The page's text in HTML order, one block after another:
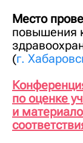
Место
повышения
(г.
по оценке
и